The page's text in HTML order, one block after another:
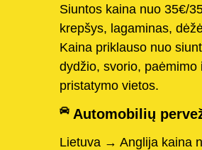
Siuntos kaina nuo 35€/
krepšys, lagaminas,
Kaina priklauso nuo
dydžio, svorio, paėmimo
pristatymo vietos.
Automobilių
Lietuva → Anglija kaina